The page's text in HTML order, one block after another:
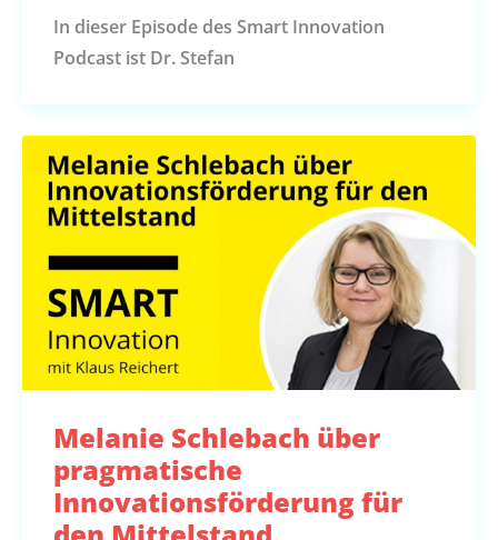
In dieser Episode des Smart Innovation
Podcast ist Dr. Stefan
Melanie Schlebach über
pragmatische
Innovationsförderung für